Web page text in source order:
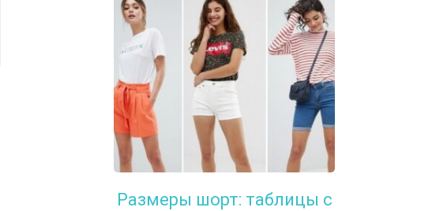
Размеры шорт: таблицы с